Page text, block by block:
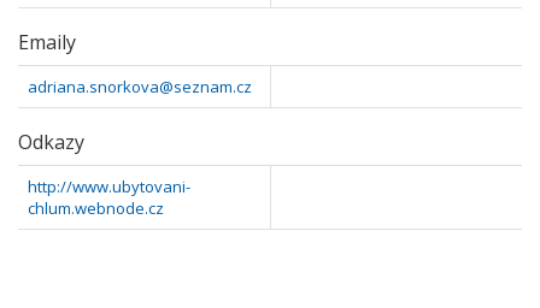
Emaily
adriana.snorkova@seznam.cz
Odkazy
http://www.ubytovani-
chlum.webnode.cz